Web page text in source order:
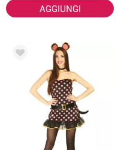
AGGIUNGI